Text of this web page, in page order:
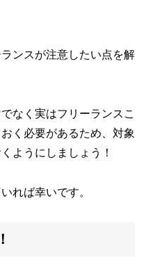
ンスが注意したい点を解
なく実はフリーランスこ
く必要があるため、対象
ようにしましょう！
れば幸いです。